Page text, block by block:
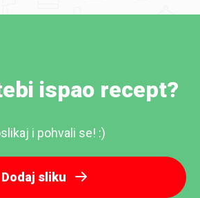
ispao recept?
i pohvali se! :)
Dodaj sliku